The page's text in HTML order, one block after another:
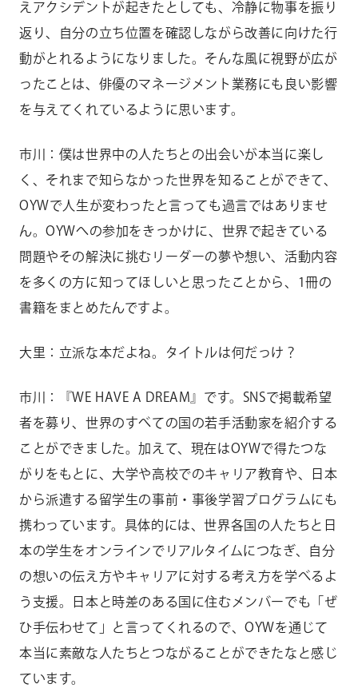
えアクシデントが起きたとしても、冷静に物事を振り
返り、自分の立ち位置を確認しながら改善に向けた行
動がとれるようになりました。そんな風に視野が広が
ったことは、俳優のマネージメント業務にも良い影響
を与えてくれているように思います。
市川：僕は世界中の人たちとの出会いが本当に楽し
く、それまで知らなかった世界を知ることができて、
OYWで人生が変わったと言っても過言ではありませ
ん。OYWへの参加をきっかけに、世界で起きている
問題やその解決に挑むリーダーの夢や想い、活動内容
を多くの方に知ってほしいと思ったことから、1冊の
書籍をまとめたんですよ。
大里：立派な本だよね。タイトルは何だっけ？
市川：『WE HAVE A DREAM』です。SNSで掲載希望
者を募り、世界のすべての国の若手活動家を紹介する
ことができました。加えて、現在はOYWで得たつな
がりをもとに、大学や高校でのキャリア教育や、日本
から派遣する留学生の事前・事後学習プログラムにも
携わっています。具体的には、世界各国の人たちと日
本の学生をオンラインでリアルタイムにつなぎ、自分
の想いの伝え方やキャリアに対する考え方を学べるよ
う支援。日本と時差のある国に住むメンバーでも「ぜ
ひ手伝わせて」と言ってくれるので、OYWを通じて
本当に素敵な人たちとつながることができたなと感じ
ています。